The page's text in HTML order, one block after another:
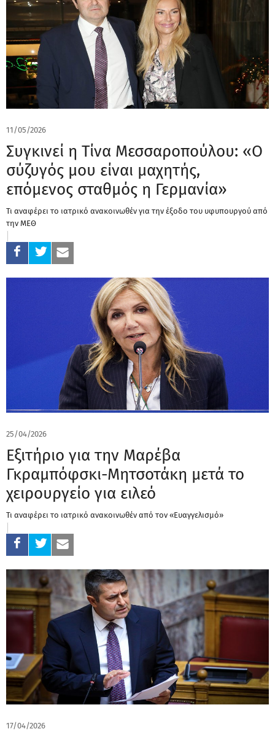
11/05/2026
Συγκινεί η Τίνα Μεσσαροπούλου: «Ο
σύζυγός μου είναι μαχητής,
επόμενος σταθμός η Γερμανία»
Τι αναφέρει το ιατρικό ανακοινωθέν για την έξοδο του υφυπουργού από
την ΜΕΘ
25/04/2026
Εξιτήριο για την Μαρέβα
Γκραμπόφσκι-Μητσοτάκη μετά το
χειρουργείο για ειλεό
Τι αναφέρει το ιατρικό ανακοινωθέν από τον «Ευαγγελισμό»
17/04/2026